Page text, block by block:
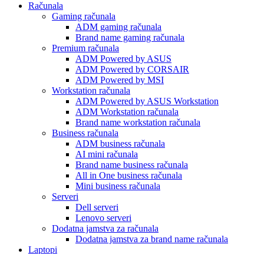
Računala
Gaming računala
ADM gaming računala
Brand name gaming računala
Premium računala
ADM Powered by ASUS
ADM Powered by CORSAIR
ADM Powered by MSI
Workstation računala
ADM Powered by ASUS Workstation
ADM Workstation računala
Brand name workstation računala
Business računala
ADM business računala
AI mini računala
Brand name business računala
All in One business računala
Mini business računala
Serveri
Dell serveri
Lenovo serveri
Dodatna jamstva za računala
Dodatna jamstva za brand name računala
Laptopi